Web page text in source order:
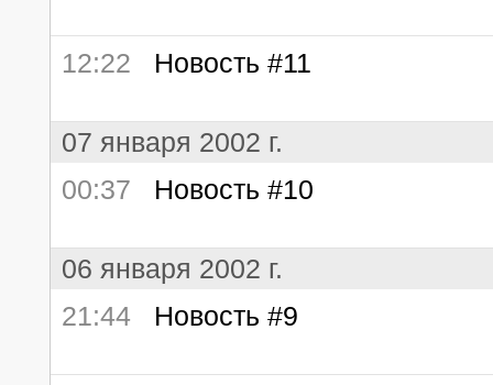
12:22 Новость #11
07 января 2002 г.
00:37 Новость #10
06 января 2002 г.
21:44 Новость #9